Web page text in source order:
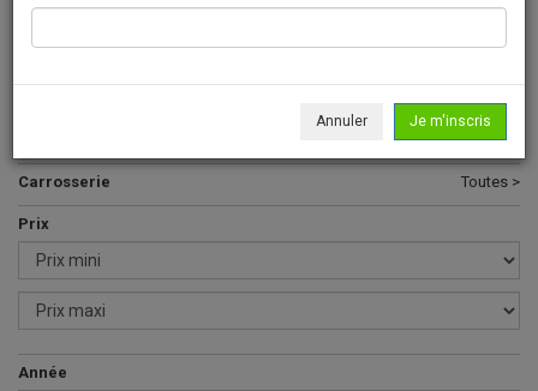
> Rechercher un véhicule
Tous >
Carrosserie Toutes >
Prix
Année
Annuler Je m'inscris